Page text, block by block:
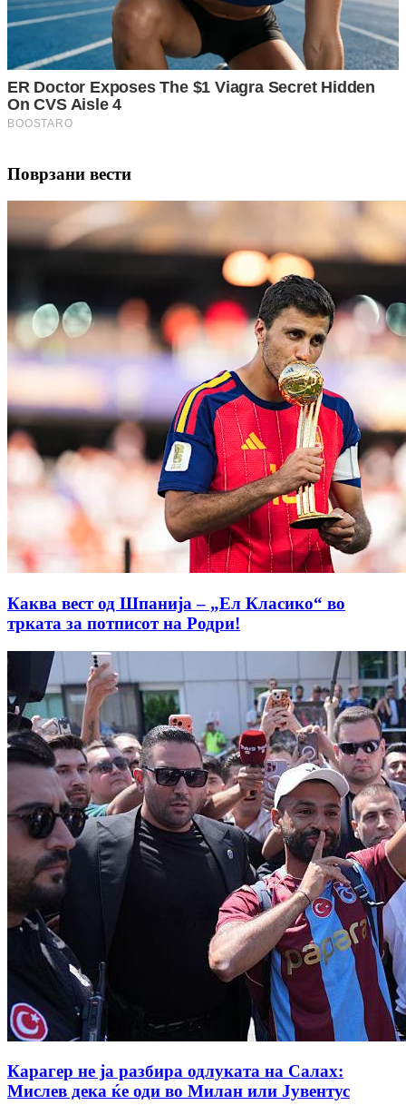
Поврзани вести
Каква вест од Шпанија – „Ел Класико“ во
трката за потписот на Родри!
Карагер не ја разбира одлуката на Салах:
Мислев дека ќе оди во Милан или Јувентус